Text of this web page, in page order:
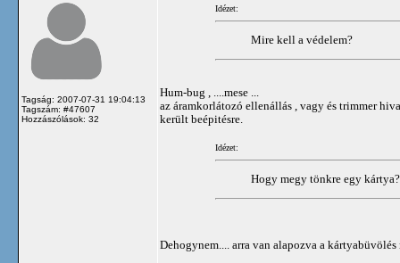
Tagság: 2007-07-31 19:04:13
Tagszám: #47607
Hozzászólások: 32
Idézet:
Mire kell a védelem?
Hum-bug , ....mese ...
az áramkorlátozó ellenállás , vagy és trimmer
került beépitésre.
Idézet:
Hogy megy tönkre egy
Dehogynem.... arra van alapozva a